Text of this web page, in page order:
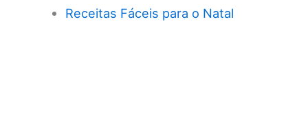
Receitas Fáceis para o Natal